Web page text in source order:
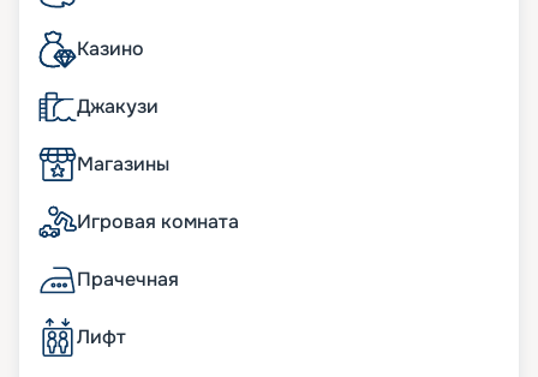
Wellness и фитнес-центр
кв.м с широким спектром велнес-услуг на
открытых и закрытых пространствах, более 270
кв.м фитнес-пространства с новейшим
Панорамные окна; просторные террасы с
обеденной зоной и шезлонгами; кофемашина и
чайная станция; мини-бар, пополняемый по
потребностям гостей; пара биноклей; халаты и
тапочки в ванных комнатах; фен Dyson
Казино
Джакузи
Магазины
Игровая комната
Прачечная
Лифт